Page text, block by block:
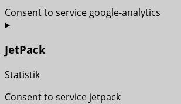
Consent to service google-analytics
JetPack
Statistik
Consent to service jetpack